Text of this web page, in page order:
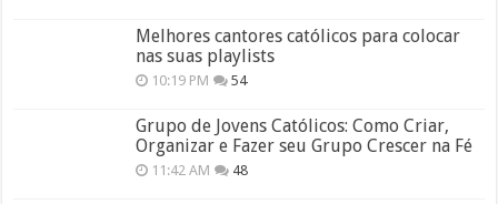
Melhores cantores católicos para colocar
nas suas playlists
10:19 PM 54
Grupo de Jovens Católicos: Como Criar,
Organizar e Fazer seu Grupo Crescer na Fé
11:42 AM 48